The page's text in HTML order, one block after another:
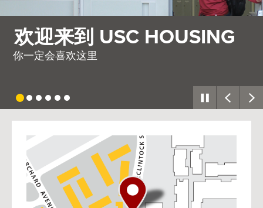
会议资讯
常见问题解答
需要整个村庄
因此，我们建造了一座
USC
Housing
G
o
t
o
n